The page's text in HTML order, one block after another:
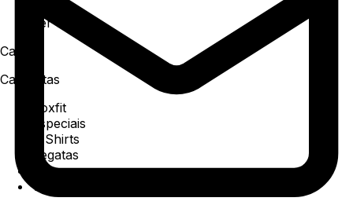
Ver todos
Camisa
Camisetas
Boxfit
Especiais
T-Shirts
Regatas
Polo
Ver todos